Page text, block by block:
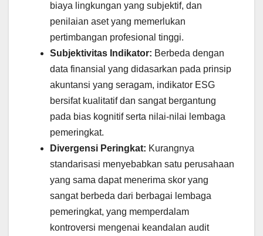
biaya lingkungan yang subjektif, dan
penilaian aset yang memerlukan
pertimbangan profesional tinggi.
Subjektivitas Indikator: Berbeda dengan
data finansial yang didasarkan pada prinsip
akuntansi yang seragam, indikator ESG
bersifat kualitatif dan sangat bergantung
pada bias kognitif serta nilai-nilai lembaga
pemeringkat.
Divergensi Peringkat: Kurangnya
standarisasi menyebabkan satu perusahaan
yang sama dapat menerima skor yang
sangat berbeda dari berbagai lembaga
pemeringkat, yang memperdalam
kontroversi mengenai keandalan audit